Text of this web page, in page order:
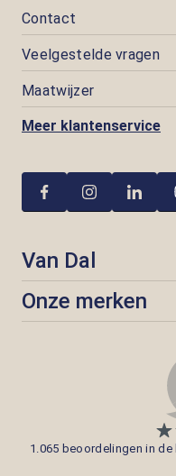
Contact
Veelgestelde vragen
Maatwijzer
Meer klantenservice
Van Dal
Onze merken
1.065 beoordelingen in